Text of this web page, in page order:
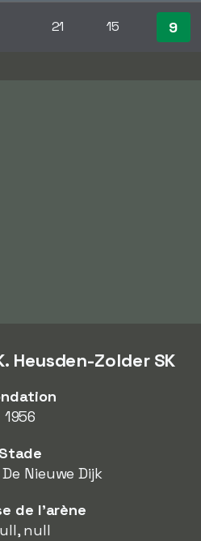
21 15 9
Heusden-Zolder SK
1956
Stade
Nieuwe Dijk
de l'arène
null